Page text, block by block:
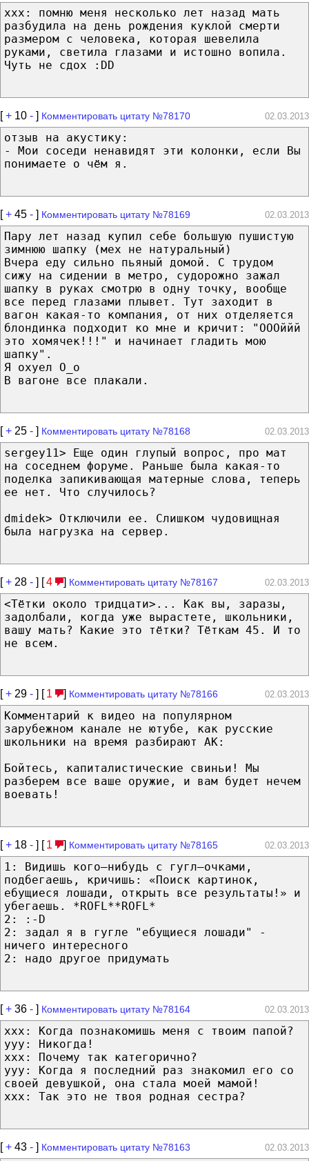
xxx: помню меня несколько лет назад мать
разбудила на день рождения куклой смерти
размером с человека, которая шевелила
руками, светила глазами и истошно вопила.
Чуть не сдох :DD
[+ 10 - ] Комментировать цитату №78170 02.03.2013
отзыв на акустику:
- Мои соседи ненавидят эти колонки, если Вы
понимаете о чём я.
[+ 45 - ] Комментировать цитату №78169 02.03.2013
Пару лет назад купил себе большую пушистую
зимнюю шапку (мех не натуральный)
Вчера еду сильно пьяный домой. С трудом
сижу на сидении в метро, судорожно зажал
шапку в руках смотрю в одну точку, вообще
все перед глазами плывет. Тут заходит в
вагон какая-то компания, от них отделяется
блондинка подходит ко мне и кричит: "ОООййй
это хомячек!!!" и начинает гладить мою
шапку".
Я охуел О_о
В вагоне все плакали.
[+ 25 - ] Комментировать цитату №78168 02.03.2013
sergey11> Еще один глупый вопрос, про мат
на соседнем форуме. Раньше была какая-то
поделка запикивающая матерные слова, теперь
ее нет. Что случилось?
dmidek> Отключили ее. Слишком чудовищная
была нагрузка на сервер.
[+ 28 - ] [4 ] Комментировать цитату №78167 02.03.2013
<Тётки около тридцати>... Как вы, заразы,
задолбали, когда уже вырастете, школьники,
вашу мать? Какие это тётки? Тёткам 45. И то
не всем.
[+ 29 - ] [ 1 ] Комментировать цитату №78166 02.03.2013
Комментарий к видео на популярном
зарубежном канале не ютубе, как русские
школьники на время разбирают АК:
Бойтесь, капиталистические свиньи! Мы
разберем все ваше оружие, и вам будет нечем
воевать!
[+ 18 - ] [ 1 ] Комментировать цитату №78165 02.03.2013
1: Видишь кого–нибудь с гугл–очками,
подбегаешь, кричишь: «Поиск картинок,
ебущиеся лошади, открыть все результаты!» и
убегаешь. *ROFL**ROFL*
2: :-D
2: задал я в гугле "ебущиеся лошади" -
ничего интересного
2: надо другое придумать
[+ 36 - ] Комментировать цитату №78164 02.03.2013
xxx: Когда познакомишь меня с твоим папой?
yyy: Никогда!
xxx: Почему так категорично?
yyy: Когда я последний раз знакомил его со
своей девушкой, она стала моей мамой!
xxx: Так это не твоя родная сестра?
[+ 43 - ] Комментировать цитату №78163 02.03.2013